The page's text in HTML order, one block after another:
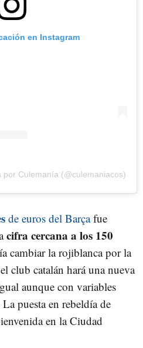
en Instagram
Culemanía (@culemaniacos)
de euros del Barçafue
cifra cercana a los 150
cambiar la rojiblanca por la
club catalán hará una nueva
aunque con variables
puesta en rebeldía de
en la Ciudad